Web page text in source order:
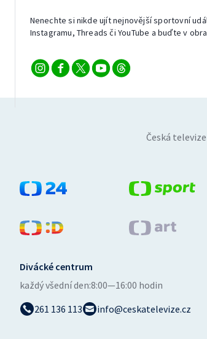
Nenechte si nikde ujít nejnovější sportovní
Instagramu, Threads či YouTube a buďte v
Česká
Divácké centrum
každý všední den:8:00—16:00 hodin
261 136 113
info@ceskatelevize.cz